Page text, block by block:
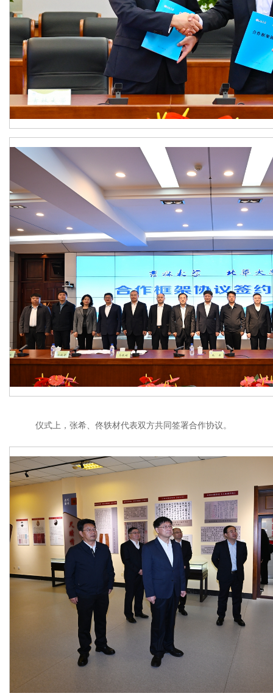
仪式上，张希、佟轶材代表双方共同签署合作协议。